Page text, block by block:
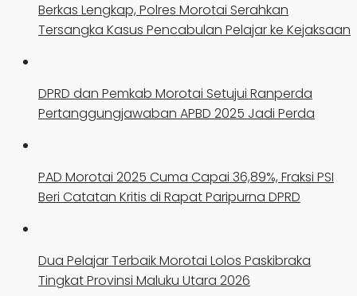
Berkas Lengkap, Polres Morotai Serahkan
Tersangka Kasus Pencabulan Pelajar ke Kejaksaan
DPRD dan Pemkab Morotai Setujui Ranperda
Pertanggungjawaban APBD 2025 Jadi Perda
PAD Morotai 2025 Cuma Capai 36,89%, Fraksi PSI
Beri Catatan Kritis di Rapat Paripurna DPRD
Dua Pelajar Terbaik Morotai Lolos Paskibraka
Tingkat Provinsi Maluku Utara 2026